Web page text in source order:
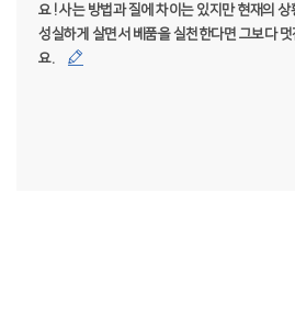
요 ! 사는 방법과 질에 차이는 있지만 현재의 상
성실하게 살면서 베품을 실천한다면 그보다
요.